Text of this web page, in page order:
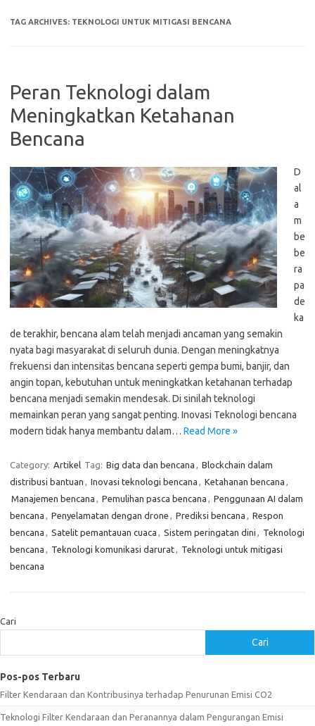
TAG ARCHIVES: TEKNOLOGI UNTUK MITIGASI BENCANA
Peran Teknologi dalam
Meningkatkan Ketahanan
Bencana
D
al
a
m
be
be
ra
pa
de
ka
de terakhir, bencana alam telah menjadi ancaman yang semakin
nyata bagi masyarakat di seluruh dunia. Dengan meningkatnya
frekuensi dan intensitas bencana seperti gempa bumi, banjir, dan
angin topan, kebutuhan untuk meningkatkan ketahanan terhadap
bencana menjadi semakin mendesak. Di sinilah teknologi
memainkan peran yang sangat penting. Inovasi Teknologi bencana
modern tidak hanya membantu dalam… Read More »
Category: Artikel Tag: Big data dan bencana , Blockchain dalam
distribusi bantuan , Inovasi teknologi bencana , Ketahanan bencana ,
Manajemen bencana , Pemulihan pasca bencana , Penggunaan AI dalam
bencana , Penyelamatan dengan drone , Prediksi bencana , Respon
bencana , Satelit pemantauan cuaca , Sistem peringatan dini , Teknologi
bencana , Teknologi komunikasi darurat, Teknologi untuk mitigasi
bencana
Cari
Cari
Pos-pos Terbaru
Filter Kendaraan dan Kontribusinya terhadap Penurunan Emisi CO2
Teknologi Filter Kendaraan dan Peranannya dalam Pengurangan Emisi